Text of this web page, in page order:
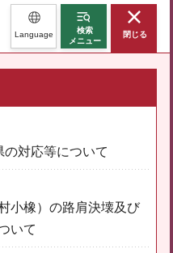
Language
検索
メニュー
閉じる
対応等について
小橡）の路肩決壊及び
いて